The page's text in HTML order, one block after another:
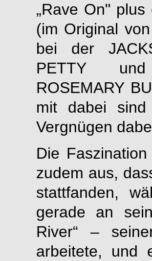
„Rave On"
(im Original
bei der
PETTY und
ROSEMARY
mit dabei sind
Vergnügen
Die
zudem aus,
stattfanden,
gerade an
River“ –
arbeitete, und